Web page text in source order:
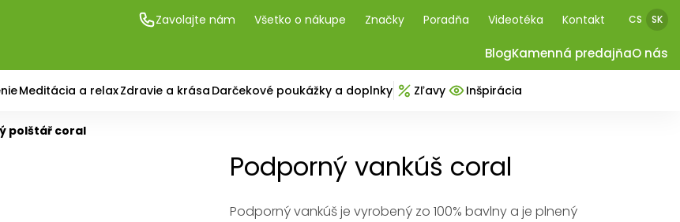
Zavolajte nám Všetko o nákupe Značky Poradňa Videotéka Kontakt CS SK
BlogKamenná predajňaO nás
Meditácia a relaxZdravie a krása Darčekové poukážky a doplnky Zľavy Inšpirácia
polštář coral
Podporný vankúš coral
Podporný vankúš je vyrobený zo 100% bavlny a je plnený